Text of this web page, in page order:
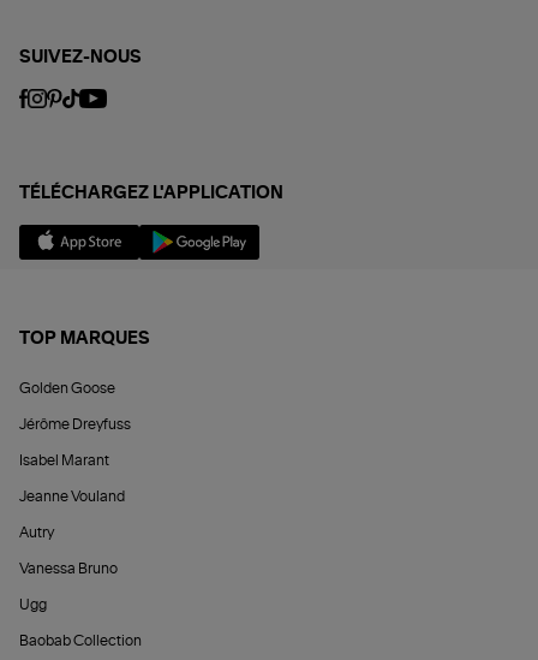
SUIVEZ-NOUS
TÉLÉCHARGEZ L'APPLICATION
TOP MARQUES
Golden Goose
Jérôme Dreyfuss
Isabel Marant
Jeanne Vouland
Autry
Vanessa Bruno
Ugg
Baobab Collection